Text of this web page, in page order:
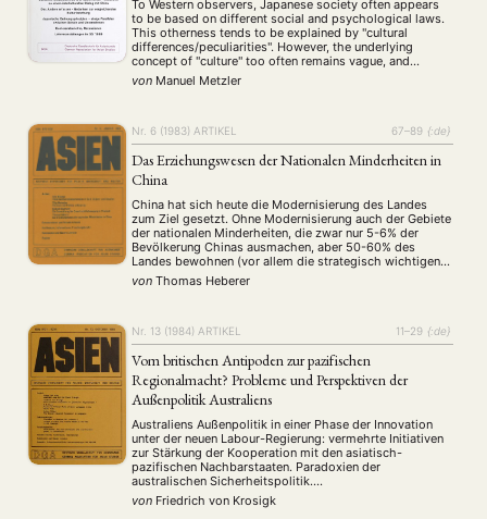
To Western observers, Japanese society often appears
to be based on different social and psychological laws.
This otherness tends to be explained by "cultural
differences/peculiarities". However, the underlying
concept of "culture" too often remains vague, and
statements are overly generalized. From a sociological
point of view, a direct transfer of supposed cultural
von Manuel Metzler
Nr. 6 (1983) ARTIKEL 67–89 {:de}
Das Erziehungswesen der Nationalen Minderheiten in
China
China hat sich heute die Modernisierung des Landes
zum Ziel gesetzt. Ohne Modernisierung auch der Gebiete
der nationalen Minderheiten, die zwar nur 5-6% der
Bevölkerung Chinas ausmachen, aber 50-60% des
Landes bewohnen (vor allem die strategisch wichtigen
und rohstoffreichen Gebiete), ist dies nach Auffassung
der Führung Chinas nur schwer zu realisieren. Nicht nur
von Thomas Heberer
Nr. 13 (1984) ARTIKEL 11–29 {:de}
Vom britischen Antipoden zur pazifischen
Regionalmacht? Probleme und Perspektiven der
Außenpolitik Australiens
Australiens Außenpolitik in einer Phase der Innovation
unter der neuen Labour-Regierung: vermehrte Initiativen
zur Stärkung der Kooperation mit den asiatisch-
pazifischen Nachbarstaaten. Paradoxien der
australischen Sicherheitspolitik.
Transformationstendenzen der Außenwirtschaft des
Landes: Abhängigkeit Australiens vom japanischen
von Friedrich von Krosigk